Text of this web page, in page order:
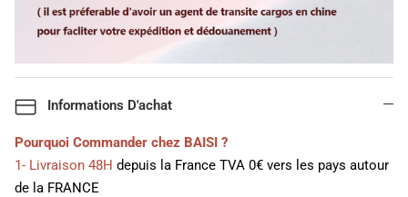
Informations D'achat
Pourquoi Commander chez BAISI ?
1- Livraison 48H depuis la France TVA 0€ vers les pays autour
de la FRANCE